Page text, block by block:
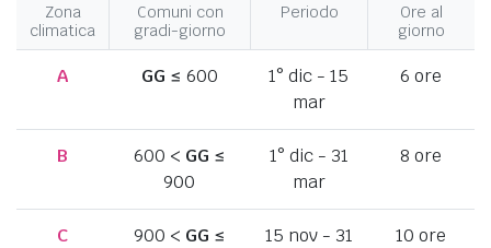
Zona
climatica
Comuni con
gradi-giorno
Periodo
Ore al
giorno
A GG ≤ 600
1° dic - 15
mar
6 ore
B 600 < GG ≤
900
1° dic - 31
mar
8 ore
C 900 < GG ≤
15 nov - 31
10 ore